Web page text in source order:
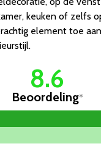
keuken of zelfs
element toe
8.6
Beoordeling*